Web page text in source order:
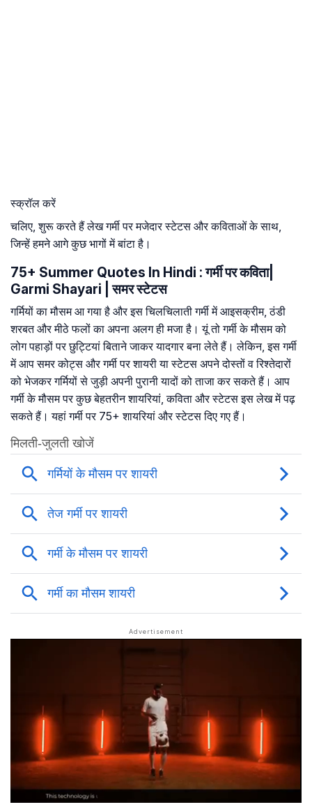
स्क्रॉल करें
चलिए, शुरू करते हैं लेख गर्मी पर मजेदार स्टेटस और कविताओं के साथ,
जिन्हें हमने आगे कुछ भागों में बांटा है।
75+ Summer Quotes In Hindi : गर्मी पर कविता|
Garmi Shayari | समर स्टेटस
गर्मियों का मौसम आ गया है और इस चिलचिलाती गर्मी में आइसक्रीम, ठंडी
शरबत और मीठे फलों का अपना अलग ही मजा है। यूं तो गर्मी के मौसम को
लोग पहाड़ों पर छुट्टियां बिताने जाकर यादगार बना लेते हैं। लेकिन, इस गर्मी
में आप समर कोट्स और गर्मी पर शायरी या स्टेटस अपने दोस्तों व रिश्तेदारों
को भेजकर गर्मियों से जुड़ी अपनी पुरानी यादों को ताजा कर सकते हैं। आप
गर्मी के मौसम पर कुछ बेहतरीन शायरियां, कविता और स्टेटस इस लेख में पढ़
सकते हैं। यहां गर्मी पर 75+ शायरियां और स्टेटस दिए गए हैं।